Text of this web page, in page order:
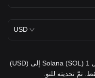
USD
1 SOL = 76.3 USD. السعر الحالي لتحويل 1 Solana (SOL) إلى (USD)